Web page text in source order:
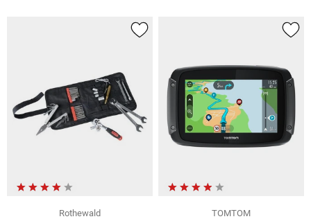
Rothewald
TOMTOM